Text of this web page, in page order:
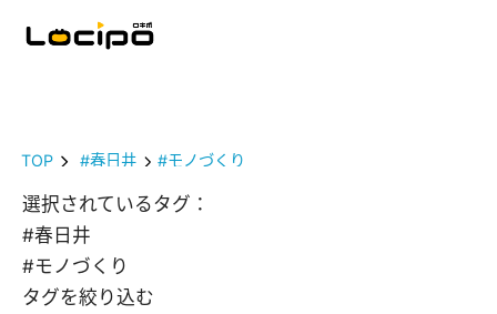
TOP #春日井 #モノづくり
選択されているタグ：
#春日井
#モノづくり
タグを絞り込む